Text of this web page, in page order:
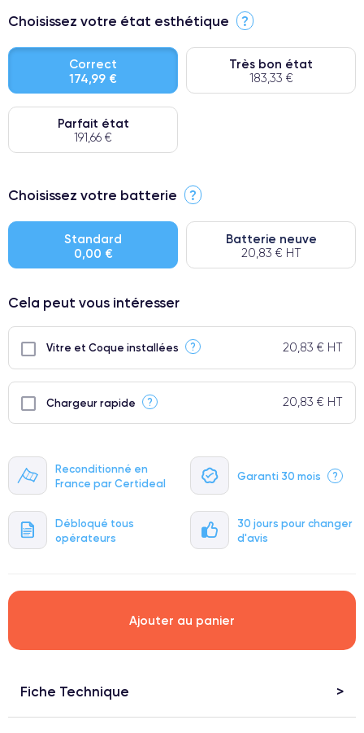
Reconditionné en
France par Certideal
Garanti 30 mois ?
Débloqué tous
opérateurs
30 jours pour changer
d'avis
Choisissez votre état esthétique ?
Correct
174,99 €
Très bon état
183,33 €
Parfait état
191,66 €
⭐ Premium
● Batterie : usage intensif.
● Seuls 5% de nos téléphones ont un grade Premium.
Choisissez votre batterie ?
Standard
0,00 €
Batterie neuve
20,83 € HT
Cela peut vous intéresser
Vitre et Coque installées ? 20,83 € HT
Chargeur rapide ? 20,83 € HT
Ajouter au panier
Fiche Technique